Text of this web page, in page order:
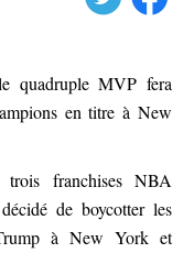
franchises NBA
de boycotter les
à New York et